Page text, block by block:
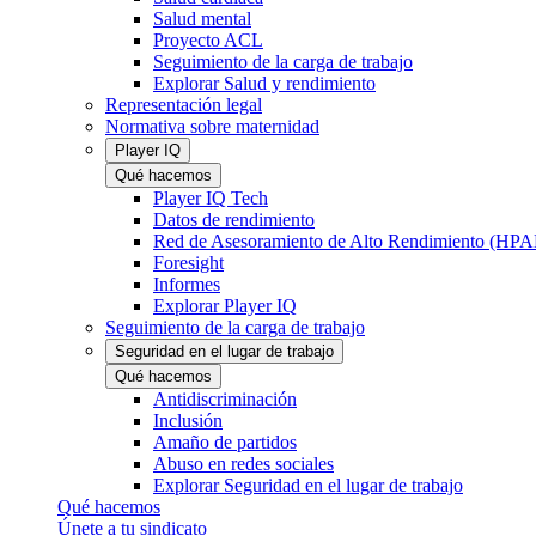
Salud mental
Proyecto ACL
Seguimiento de la carga de trabajo
Explorar Salud y rendimiento
Representación legal
Normativa sobre maternidad
Player IQ
Qué hacemos
Player IQ Tech
Datos de rendimiento
Red de Asesoramiento de Alto Rendimiento
Foresight
Informes
Explorar Player IQ
Seguimiento de la carga de trabajo
Seguridad en el lugar de trabajo
Qué hacemos
Antidiscriminación
Inclusión
Amaño de partidos
Abuso en redes sociales
Explorar Seguridad en el lugar de trabajo
Qué hacemos
Únete a tu sindicato